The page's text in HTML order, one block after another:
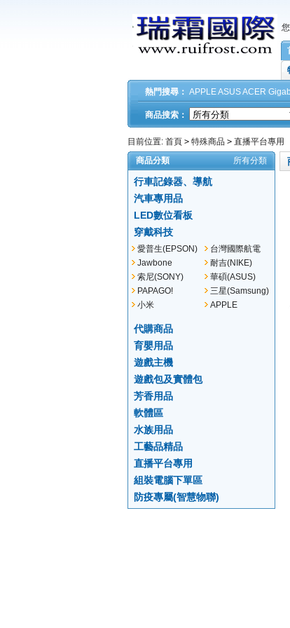
熱門搜尋： APPLEASUSACER
商品搜索：
目前位置: 首頁 > 特殊商品 > 直播平台專用
商品分類
所有分類
行車記錄器、導航
汽車專用品
LED數位看板
穿戴科技
愛普生(EPSON)
台灣國際航電
(GARMIN)
Jawbone
耐吉(NIKE)
索尼(SONY)
華碩(ASUS)
PAPAGO!
三星(Samsung)
小米
APPLE
代購商品
育嬰用品
遊戲主機
遊戲包及實體包
芳香用品
軟體區
水族用品
工藝品精品
直播平台專用
組裝電腦下單區
防疫專屬(智慧物聯)